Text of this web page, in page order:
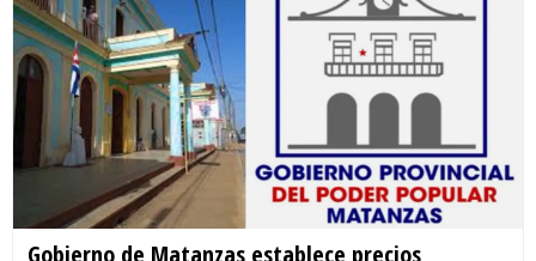
Gobierno de Matanzas establece precios